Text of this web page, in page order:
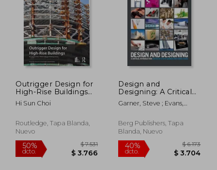
50% $ 11.250 50%
Outrigger Design for
High-Rise Buildings
(Ctbuh Technical
Guide)
Hi Sun Choi
Routledge, Tapa Blanda,
Nuevo
Design and
Designing: A Critical
Introduction (en
Inglés)
Garner, Steve ; Evans,
Berg Publishers, Tapa
Blanda, Nuevo